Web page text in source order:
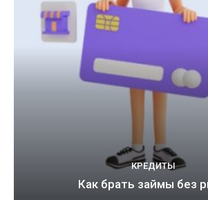
КРЕДИТЫ
Как брать займы без